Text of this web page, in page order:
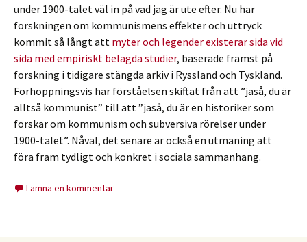
under 1900-talet väl in på vad jag är ute efter. Nu har
forskningen om kommunismens effekter och uttryck
kommit så långt att myter och legender existerar sida vid
sida med empiriskt belagda studier, baserade främst på
forskning i tidigare stängda arkiv i Ryssland och Tyskland.
Förhoppningsvis har förståelsen skiftat från att ”jaså, du är
alltså kommunist” till att ”jaså, du är en historiker som
forskar om kommunism och subversiva rörelser under
1900-talet”. Nåväl, det senare är också en utmaning att
föra fram tydligt och konkret i sociala sammanhang.
Lämna en kommentar